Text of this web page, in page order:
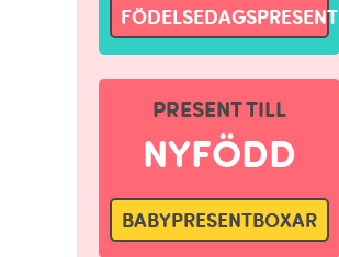
FÖDELSEDAGSPRESENT
PRESENT TILL
NYFÖDD
BABYPRESENTBOXAR